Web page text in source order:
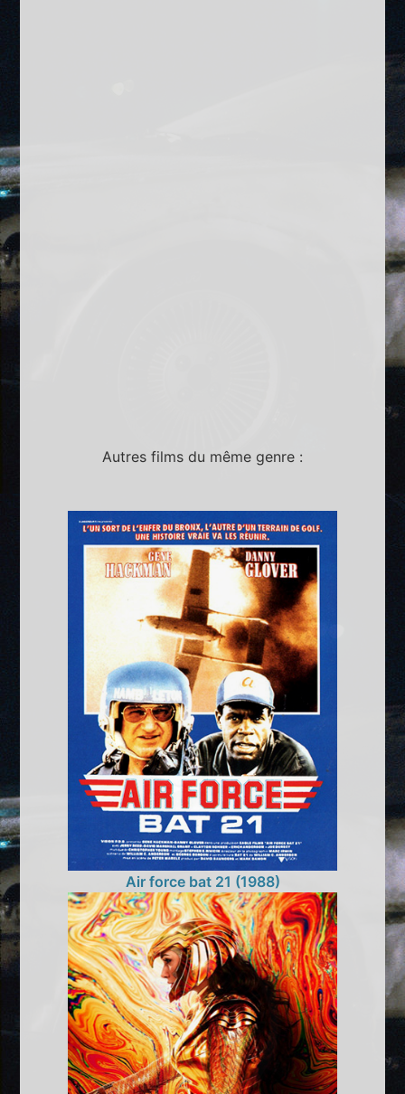
Autres films du même genre :
Air force bat 21 (1988)